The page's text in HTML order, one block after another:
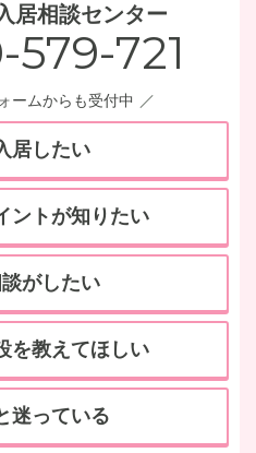
居相談センター
579-721
ームからも受付中
居したい
ントが知りたい
がしたい
を教えてほしい
迷っている